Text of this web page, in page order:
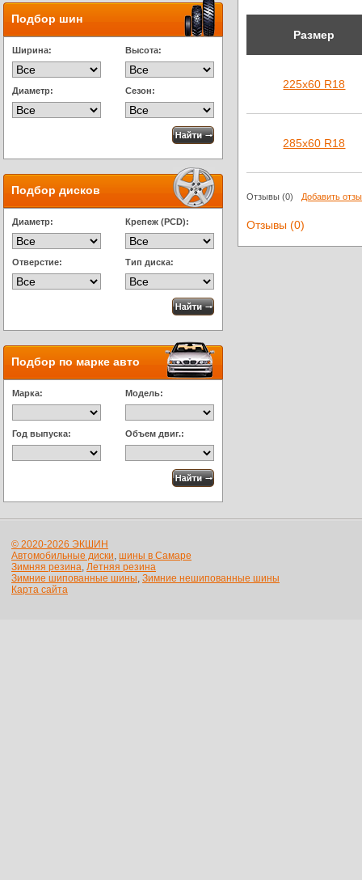
Подбор шин
Ширина: Высота:
Диаметр: Сезон:
Подбор дисков
Диаметр: Крепеж (PCD):
Отверстие: Тип диска:
Подбор по марке авто
Марка: Модель:
Год выпуска: Объем двиг.:
Размер
225х60 R18
285х60 R18
Отзывы (0) Добавить
Отзывы (0)
© 2020-2026 ЭКШИН
Автомобильные диски, шины в Самаре
Зимняя резина, Летняя резина
Зимние шипованные шины, Зимние нешипованные шины
Карта сайта